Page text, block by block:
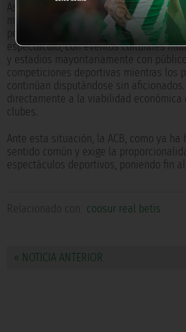
Asimismo, la Asamblea General de
martes, ha expresado su malestar ante
permanente que se está viviendo en el
espectáculo, con eventos culturales
y estadios mayoritariamente con
competiciones deportivas mientras los
continúan disputándose sin
directamente a la viabilidad económica
clubes.
Ante esta situación, la ACB, como ya ha
sentido común y exige la
espectáculos deportivos, poniendo fin
Relacionado con coosur real betis
« NOTICIA ANTERIOR